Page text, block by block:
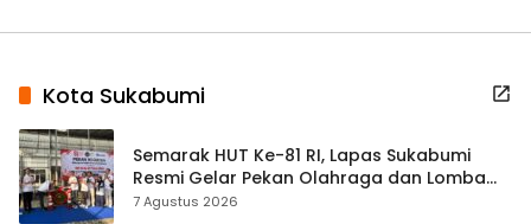
Kota Sukabumi
Semarak HUT Ke-81 RI, Lapas Sukabumi
Resmi Gelar Pekan Olahraga dan Lomba
Tradisional
7 Agustus 2026